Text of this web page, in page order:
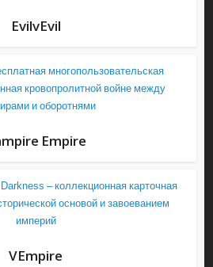
EvilvEvil
многопользовательская
кровопролитной войне между
и оборотнями
Empire
– коллекционная карточная
основой и завоеванием
империй
VEmpire